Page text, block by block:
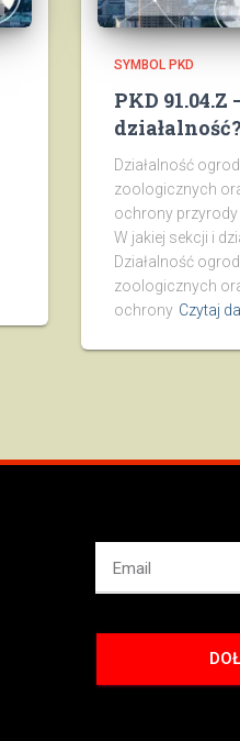
SYMBOL PKD
PKD 91.04.Z
działalność?
Działalność
zoologicznych
ochrony przyrody
W jakiej sekcji i
Działalność
zoologicznych
ochrony Czytaj